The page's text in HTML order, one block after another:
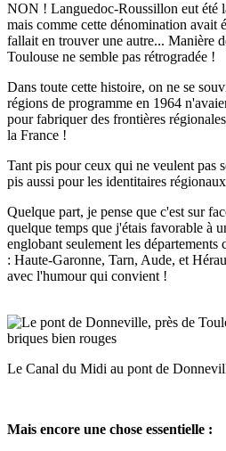
NON ! Languedoc-Roussillon eut été
mais comme cette dénomination avait
fallait en trouver une autre... Manière
Toulouse ne semble pas rétrogradée !
Dans toute cette histoire, on ne se
régions de programme en 1964
pour fabriquer des frontières
la France !
Tant pis pour ceux qui ne veulent pas
pis aussi pour les identitaires
Quelque part, je pense que c'est sur
quelque temps que j'étais favorable à
englobant seulement les départements
: Haute-Garonne, Tarn, Aude, et
avec l'humour qui convient !
Le Canal du Midi au pont de
Mais encore une chose essentielle :